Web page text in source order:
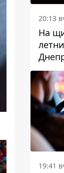
20:13
На
19:41